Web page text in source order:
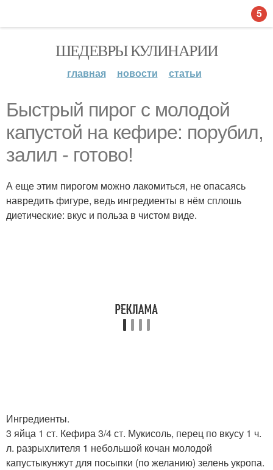
ШЕДЕВРЫ КУЛИНАРИИ
главная новости статьи
Быстрый пирог с молодой
капустой на кефире: порубил,
залил - готово!
А еще этим пирогом можно лакомиться, не опасаясь
навредить фигуре, ведь ингредиенты в нём сплошь
диетические: вкус и польза в чистом виде.
Ингредиенты.
3 яйца 1 ст. Кефира 3/4 ст. Мукисоль, перец по вкусу 1 ч.
л. разрыхлителя 1 небольшой кочан молодой
капустыкунжут для посыпки (по желанию) зелень укропа.
5